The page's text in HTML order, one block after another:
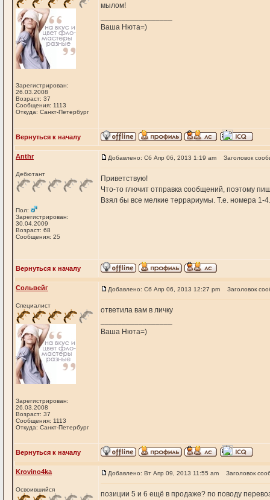
Зарегистрирован:
26.03.2008
Возраст: 37
Сообщения: 1113
Откуда: Санкт-Петербург
мылом!
Ваша Нюта=)
Вернуться к началу
Anthr
Дебютант
Пол:
Зарегистрирован:
30.04.2009
Возраст: 68
Сообщения: 25
Добавлено: Сб Апр 06, 2013 1:19 am Заголовок
Приветствую!
Что-то глючит отправка сообщений, поэтому
Взял бы все мелкие террариумы. Т.е. номера 1-
Вернуться к началу
Сольвейг
Специалист
Зарегистрирован:
26.03.2008
Возраст: 37
Сообщения: 1113
Откуда: Санкт-Петербург
Добавлено: Сб Апр 06, 2013 12:27 pm Заголовок
ответила вам в личку
Ваша Нюта=)
Вернуться к началу
Krovino4ka
Освоившийся
Добавлено: Вт Апр 09, 2013 11:55 am Заголовок
позиции 5 и 6 ещё в продаже? по поводу